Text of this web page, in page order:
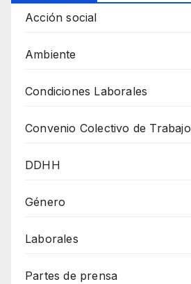
Acción social
Ambiente
Condiciones Laborales
Convenio Colectivo de Trabajo
DDHH
Género
Laborales
Partes de prensa